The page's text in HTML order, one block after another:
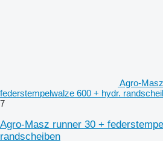
Agro-
federstempelwalze 600 + hydr.
7
Agro-Masz runner 30 +
randscheiben